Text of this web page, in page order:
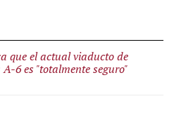
que el actual viaducto de
6 es "totalmente seguro"